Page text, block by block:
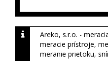
Areko, s.r.o. -
meracie prístroje,
meranie prietoku,